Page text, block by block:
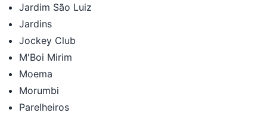
Jardim São Luiz
Jardins
Jockey Club
M'Boi Mirim
Moema
Morumbi
Parelheiros